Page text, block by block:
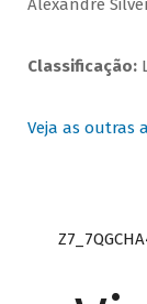
Alexandre
Classificação:
Veja as outras